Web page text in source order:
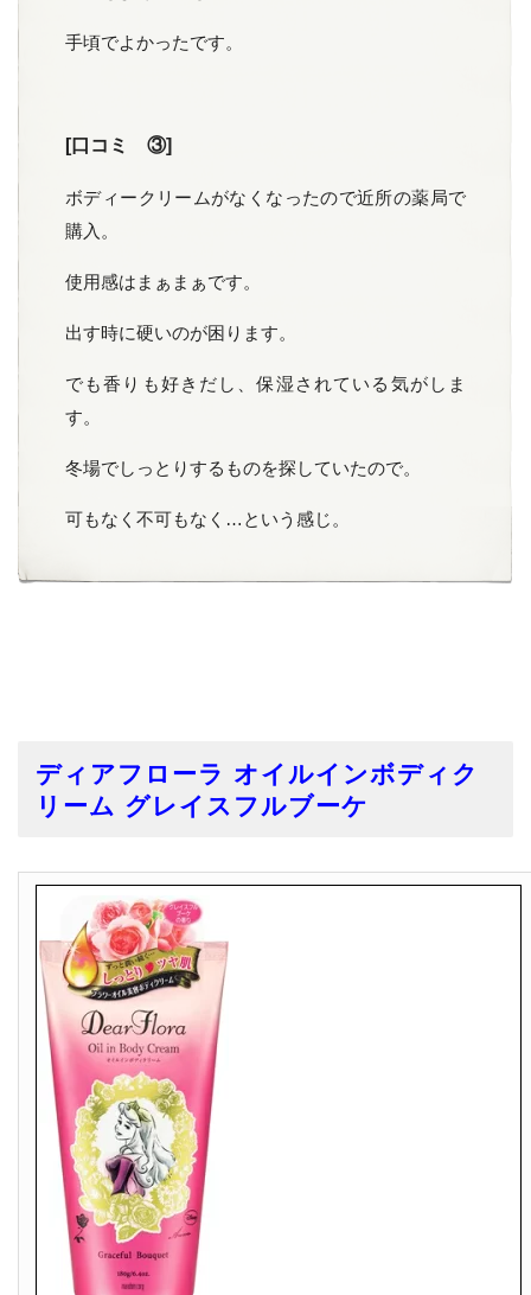
手頃でよかったです。
[口コミ ③]
ボディークリームがなくなったので近所の薬局で
購入。
使用感はまぁまぁです。
出す時に硬いのが困ります。
でも香りも好きだし、保湿されている気がしま
す。
冬場でしっとりするものを探していたので。
可もなく不可もなく…という感じ。
ディアフローラ オイルインボディク
リーム グレイスフルブーケ